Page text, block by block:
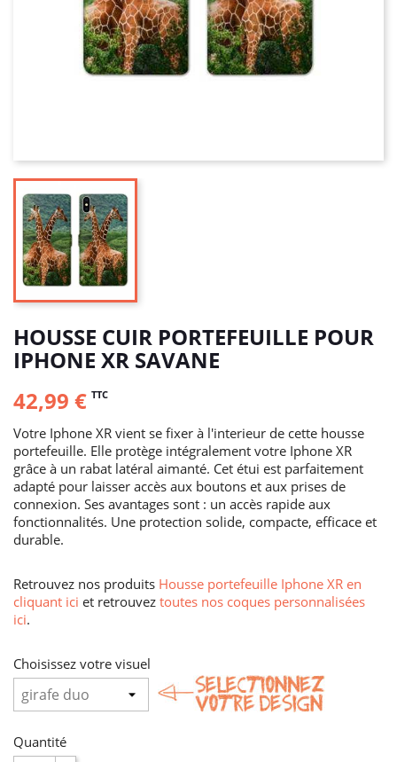
HOUSSE CUIR PORTEFEUILLE POUR
IPHONE XR SAVANE
42,99 € TTC
Votre Iphone XR vient se fixer à l'interieur de cette housse
portefeuille. Elle protège intégralement votre Iphone XR
grâce à un rabat latéral aimanté. Cet étui est parfaitement
adapté pour laisser accès aux boutons et aux prises de
connexion. Ses avantages sont : un accès rapide aux
fonctionnalités. Une protection solide, compacte, efficace et
durable.
Retrouvez nos produits Housse portefeuille Iphone XR en
cliquant ici et retrouvez toutes nos coques personnalisées
ici.
Choisissez votre visuel
Quantité